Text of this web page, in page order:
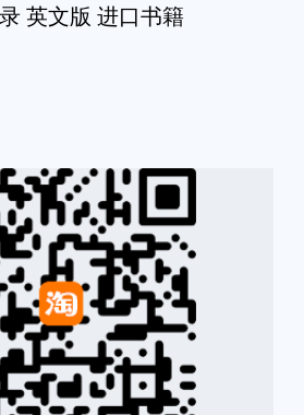
英文版 进口书籍